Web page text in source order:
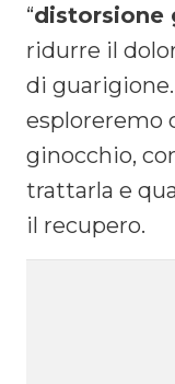
“distorsione
ridurre il
di
esploreremo
ginocchio,
trattarla e
il recupero.